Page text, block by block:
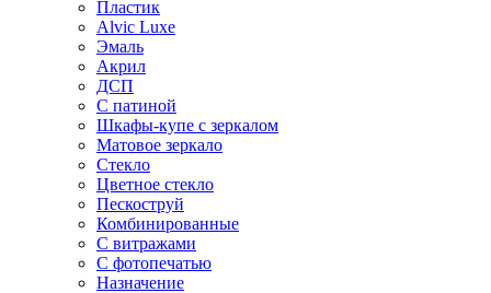
Пластик
Alvic Luxe
Эмаль
Акрил
ДСП
С патиной
Шкафы-купе с зеркалом
Матовое зеркало
Стекло
Цветное стекло
Пескоструй
Комбинированные
С витражами
С фотопечатью
Назначение